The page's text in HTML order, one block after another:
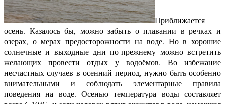
Приближается
осень. Казалось бы, можно забыть о плавании в речках и
озерах, о мерах предосторожности на воде. Но в хорошие
солнечные и выходные дни по-прежнему можно встретить
желающих провести отдых у водоёмов. Во избежание
несчастных случаев в осенний период, нужно быть особенно
внимательными и соблюдать элементарные правила
поведения на воде. Осенью температура воды составляет